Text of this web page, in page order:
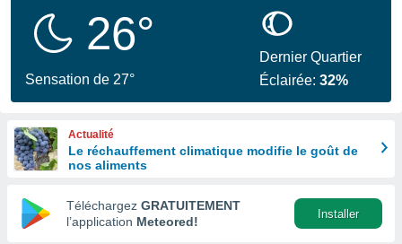
en
26°
Sensation de 27°
Dernier Quartier
Éclairée:32%
Actualité
Le réchauffement climatique modifie le goût de
nos aliments
Téléchargez GRATUITEMENT
l’application Meteored!
Installer